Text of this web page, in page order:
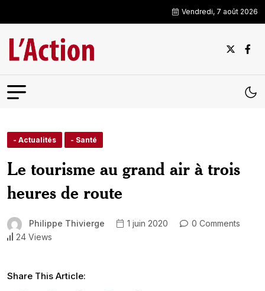
Vendredi, 7 août 2026
- Actualités - Santé
Le tourisme au grand air à trois
heures de route
Philippe Thivierge 1 juin 2020
0 Comments
24 Views
Share This Article: